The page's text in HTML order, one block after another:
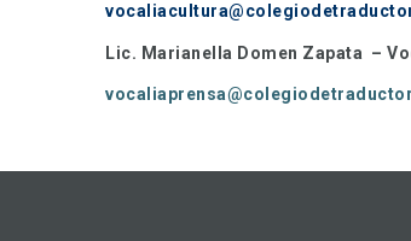
Lic. Marianella Domen Zapata –